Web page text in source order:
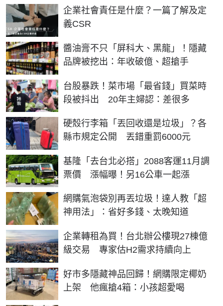
企業社會責任是什麼？一篇了解及定
義CSR
醬油膏不只「屏科大、黑龍」！隱藏
品牌被挖出：年收破億、超搶手
台股暴跌！菜市場「最省錢」買菜時
段被抖出 20年主婦認：差很多
硬殼行李箱「丟回收還是垃圾」？各
縣市規定公開 丟錯重罰6000元
基隆「去台北必搭」2088客運11月調
票價 漲幅曝！另16公車一起漲
網購氣泡袋別再丟垃圾！達人教「超
神用法」：省好多錢、太晚知道
企業轉租為買！台北辦公樓現27棟億
級交易 專家估H2需求持續向上
好市多隱藏神品回歸！網購限定椰奶
上架 他瘋搶4箱：小孩超愛喝